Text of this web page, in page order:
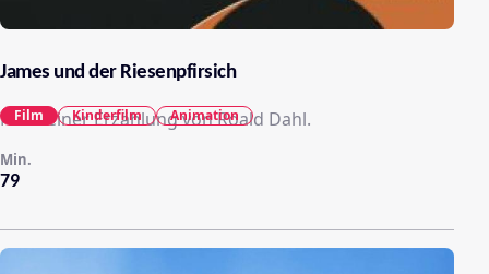
James und der Riesenpfirsich
Nach einer Erzählung von Roald Dahl.
79
Min.
Film Kinderfilm Animation